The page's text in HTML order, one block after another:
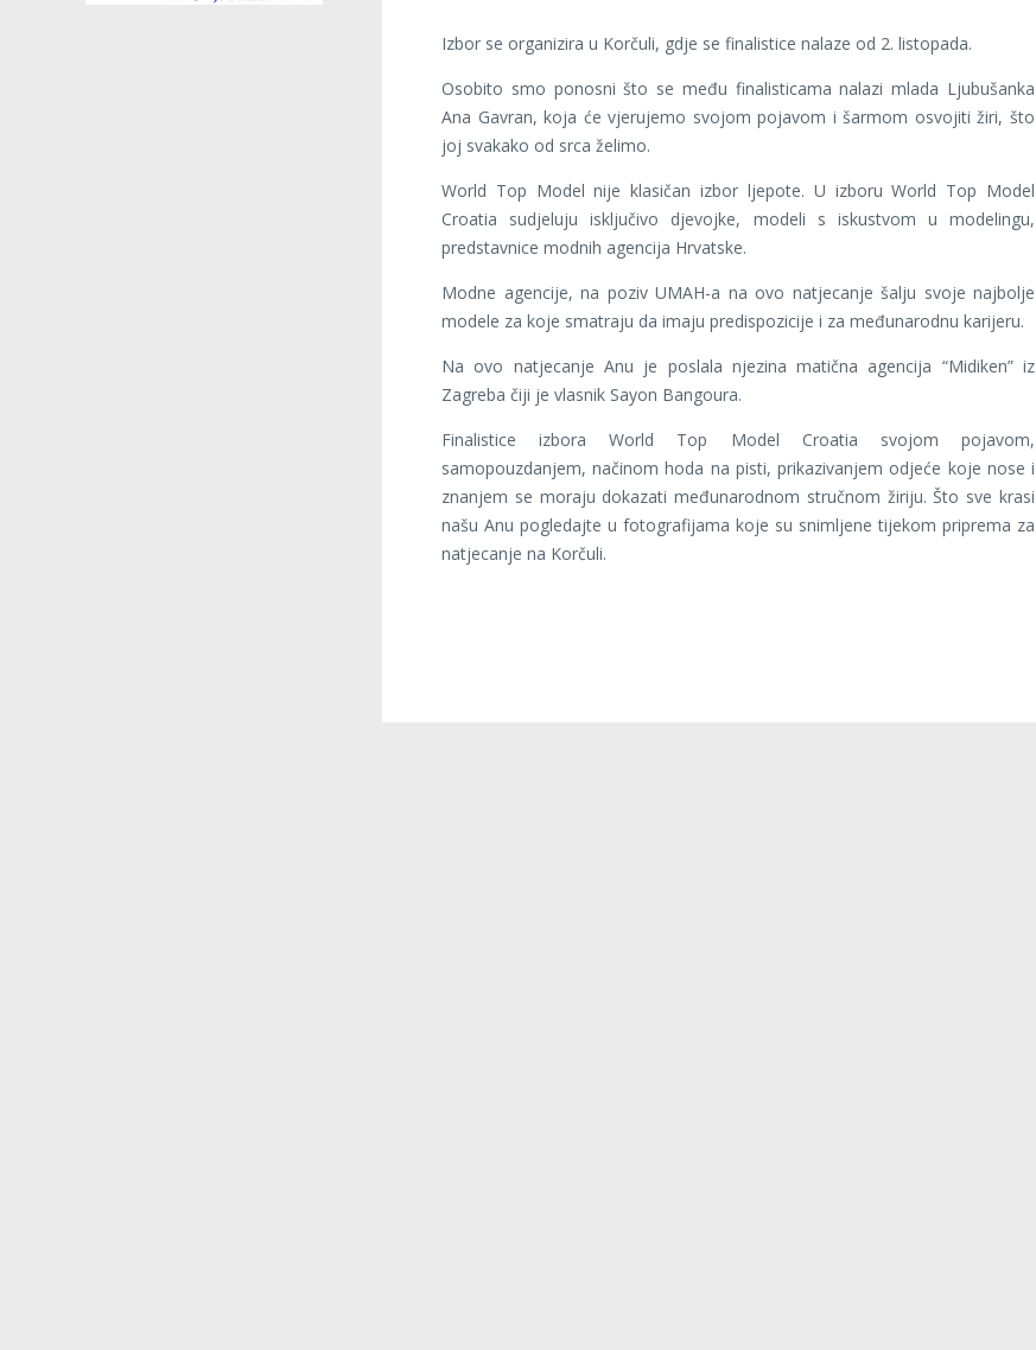
Izbor se organizira u Korčuli, gdje se finalistice nalaze od 2. listopada.
Osobito smo ponosni što se među finalisticama nalazi mlada Ljubušanka
Ana Gavran, koja će vjerujemo svojom pojavom i šarmom osvojiti žiri, što
joj svakako od srca želimo.
World Top Model nije klasičan izbor ljepote. U izboru World Top Model
Croatia sudjeluju isključivo djevojke, modeli s iskustvom u modelingu,
predstavnice modnih agencija Hrvatske.
Modne agencije, na poziv UMAH-a na ovo natjecanje šalju svoje najbolje
modele za koje smatraju da imaju predispozicije i za međunarodnu karijeru.
Na ovo natjecanje Anu je poslala njezina matična agencija “Midiken” iz
Zagreba čiji je vlasnik Sayon Bangoura.
Finalistice izbora World Top Model Croatia svojom pojavom,
samopouzdanjem, načinom hoda na pisti, prikazivanjem odjeće koje nose i
znanjem se moraju dokazati međunarodnom stručnom žiriju. Što sve krasi
našu Anu pogledajte u fotografijama koje su snimljene tijekom priprema za
natjecanje na Korčuli.